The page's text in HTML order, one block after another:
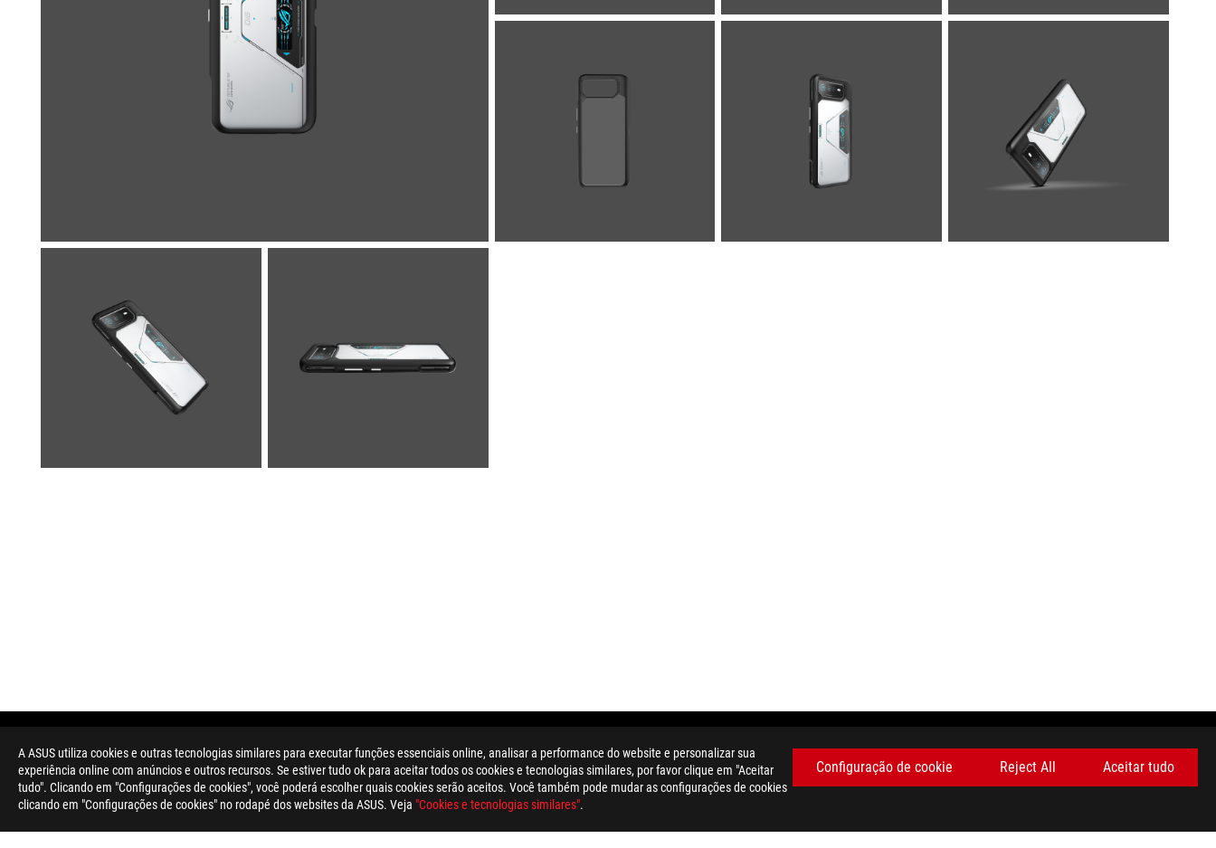
A ASUS utiliza cookies e outras tecnologias similares para executar funções essenciais online, analisar a performance do website e personalizar sua
experiência online com anúncios e outros recursos. Se estiver tudo ok para aceitar todos os cookies e tecnologias similares, por favor clique em "Aceitar
tudo". Clicando em "Configurações de cookies", você poderá escolher quais cookies serão aceitos. Você também pode mudar as configurações de cookies
clicando em "Configurações de cookies" no rodapé dos websites da ASUS. Veja "Cookies e tecnologias similares".
Configuração de cookie Reject All Aceitar tudo
> GAMING PROTECTION AND GADGETS > CAPAS E PROTEÇÕES > ROG PHONE 6 DEVILCASE GUARDIAN LITE PLUS GALLERY